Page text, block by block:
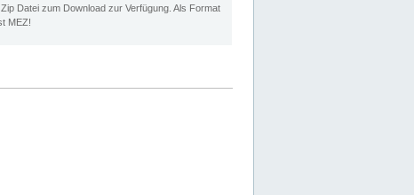
Datei zum Download zur Verfügung. Als Format
MEZ!